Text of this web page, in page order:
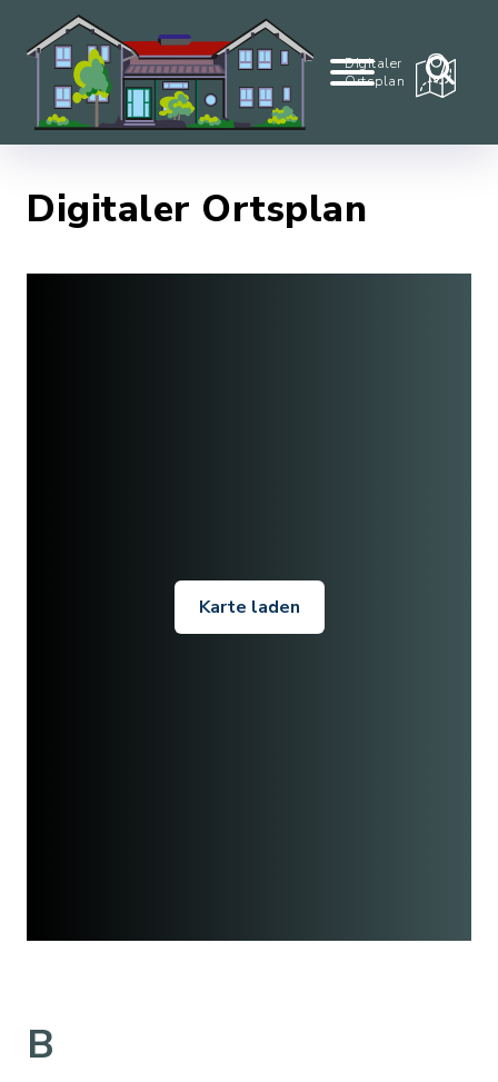
Digitaler
Ortsplan
Digitaler Ortsplan
Karte laden
B